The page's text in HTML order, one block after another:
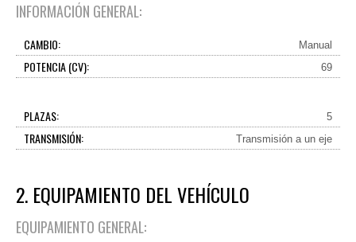
INFORMACIÓN GENERAL:
CAMBIO: Manual
POTENCIA (CV): 69
PLAZAS: 5
TRANSMISIÓN: Transmisión a un eje
2. EQUIPAMIENTO DEL VEHÍCULO
EQUIPAMIENTO GENERAL: